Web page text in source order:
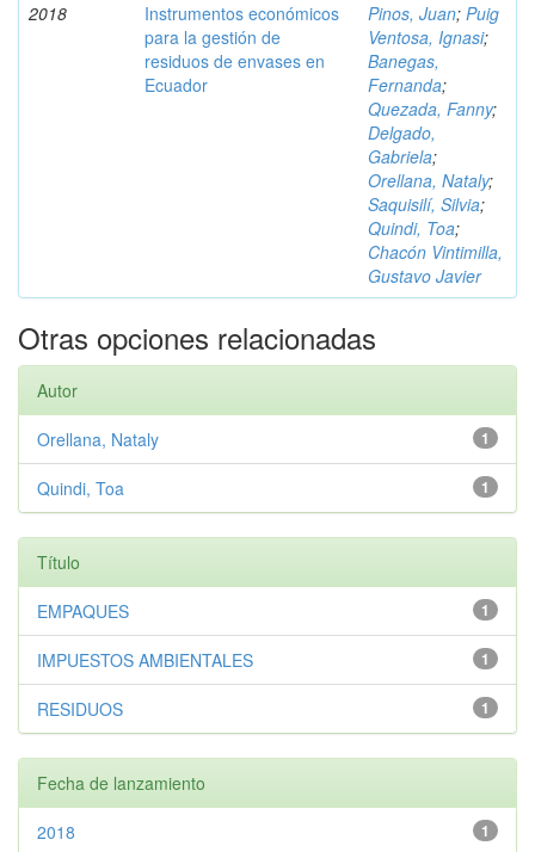
2018
Instrumentos económicos
para la gestión de
residuos de envases en
Ecuador
Pinos, Juan; Puig
Ventosa, Ignasi;
Banegas,
Fernanda;
Quezada, Fanny;
Delgado,
Gabriela;
Orellana, Nataly;
Saquisilí, Silvia;
Quindi, Toa;
Chacón Vintimilla,
Gustavo Javier
Otras opciones relacionadas
Autor
1
Orellana, Nataly
1
Quindi, Toa
Título
1
EMPAQUES
1
IMPUESTOS AMBIENTALES
1
RESIDUOS
Fecha de lanzamiento
1
2018